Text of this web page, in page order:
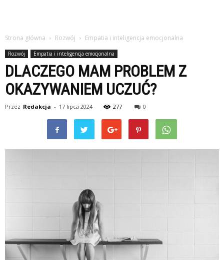
Strona główna Rozwój Empatia i inteligencja emocjonalna
Rozwój Empatia i inteligencja emocjonalna
DLACZEGO MAM PROBLEM Z
OKAZYWANIEM UCZUĆ?
Przez Redakcja - 17 lipca 2024 277 0